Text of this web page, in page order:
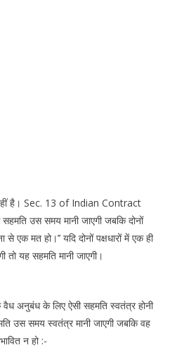
है। Sec. 13 of Indian Contract
उस समय मानी जाएगी जबकि दोनों
से एक मत हो।’’ यदि दोनों पक्षधारों में एक ही
तो यह सहमति मानी जाएगी।
वैध अनुबंध के लिए ऐसी सहमति स्वतंत्र होनी
उस समय स्वतंत्र मानी जाएगी जबकि वह
न हो :-